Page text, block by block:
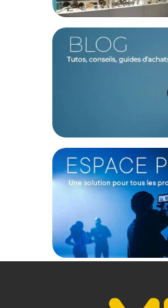
capacités anamorphiques, c'est
de vision horizontal équivalent à
Ergonomie
Vous disposez de deux bagues
métriques et impériales sont
est possible de monter un filtre
NOTE: Bien que les images
Caractéristiques de l'objectif
format Sirui Venus 135mm
Type : Anamorphique
Monture : Nikon Z
Focale : 135mm